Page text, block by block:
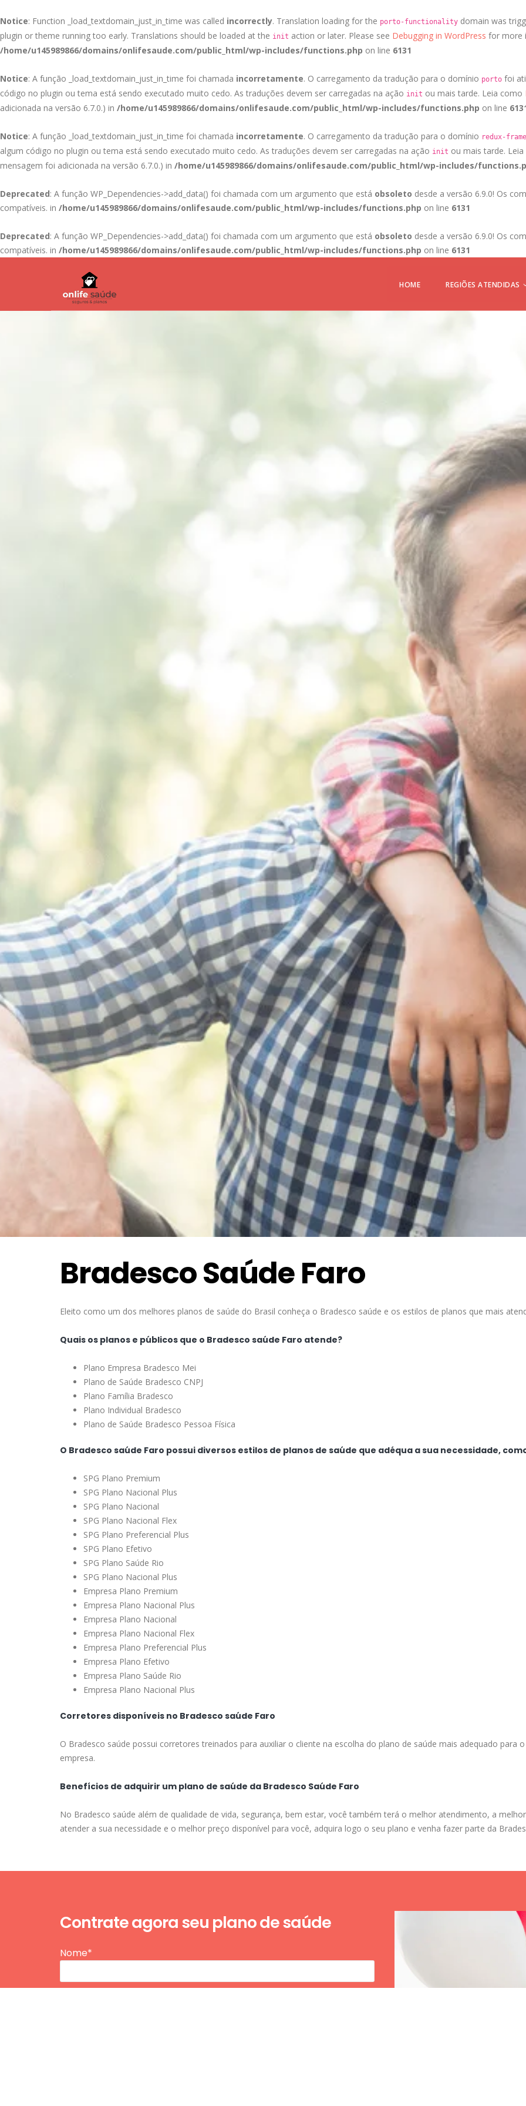
Notice: Function _load_textdomain_just_in_time was called incorrectly. Translation loading for the porto-functionality domain was
plugin or theme running too early. Translations should be loaded at the init action or later. Please see Debugging in WordPress for more
/home/u145989866/domains/onlifesaude.com/public_html/wp-includes/functions.php on line 6131
Notice: A função _load_textdomain_just_in_time foi chamada incorretamente. O carregamento da tradução para o domínio porto foi
código no plugin ou tema está sendo executado muito cedo. As traduções devem ser carregadas na ação init ou mais tarde. Leia como
adicionada na versão 6.7.0.) in /home/u145989866/domains/onlifesaude.com/public_html/wp-includes/functions.php on line
Notice: A função _load_textdomain_just_in_time foi chamada incorretamente. O carregamento da tradução para o domínio redux-
algum código no plugin ou tema está sendo executado muito cedo. As traduções devem ser carregadas na ação init ou mais tarde.
mensagem foi adicionada na versão 6.7.0.) in /home/u145989866/domains/onlifesaude.com/public_html/wp-includes/
Deprecated: A função WP_Dependencies->add_data() foi chamada com um argumento que está obsoleto desde a versão 6.9.0! Os
compatíveis. in /home/u145989866/domains/onlifesaude.com/public_html/wp-includes/functions.php on line 6131
Deprecated: A função WP_Dependencies->add_data() foi chamada com um argumento que está obsoleto desde a versão 6.9.0! Os
compatíveis. in /home/u145989866/domains/onlifesaude.com/public_html/wp-includes/functions.php on line 6131
HOME REGIÕES ATENDIDAS
Bradesco Saúde Faro
Eleito como um dos melhores planos de saúde do Brasil conheça o Bradesco saúde e os estilos de planos que mais
Quais os planos e públicos que o Bradesco saúde Faro atende?
Plano Empresa Bradesco Mei
Plano de Saúde Bradesco CNPJ
Plano Família Bradesco
Plano Individual Bradesco
Plano de Saúde Bradesco Pessoa Física
O Bradesco saúde Faro possui diversos estilos de planos de saúde que adéqua a sua necessidade,
SPG Plano Premium
SPG Plano Nacional Plus
SPG Plano Nacional
SPG Plano Nacional Flex
SPG Plano Preferencial Plus
SPG Plano Efetivo
SPG Plano Saúde Rio
SPG Plano Nacional Plus
Empresa Plano Premium
Empresa Plano Nacional Plus
Empresa Plano Nacional
Empresa Plano Nacional Flex
Empresa Plano Preferencial Plus
Empresa Plano Efetivo
Empresa Plano Saúde Rio
Empresa Plano Nacional Plus
Corretores disponíveis no Bradesco saúde Faro
O Bradesco saúde possui corretores treinados para auxiliar o cliente na escolha do plano de saúde mais adequado para
empresa.
Benefícios de adquirir um plano de saúde da Bradesco Saúde Faro
No Bradesco saúde além de qualidade de vida, segurança, bem estar, você também terá o melhor atendimento, a
atender a sua necessidade e o melhor preço disponível para você, adquira logo o seu plano e venha fazer parte da
Contrate agora seu plano de saúde
Nome*